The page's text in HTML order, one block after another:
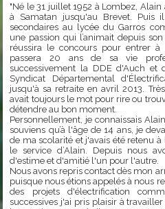
"Né le 31 juillet 1952 à Lombez,
à Samatan jusqu'au Brevet. Puis
secondaires au lycée du Garros
une passion qui l’animait depuis
réussira le concours pour entrer à
passera 20 ans de sa vie
successivement la DDE d'Auch et
Syndicat Départemental
jusqu'à sa retraite en avril 2013.
avait toujours le mot pour rire ou
détendre au bon moment.
Personnellement, je connaissais
souviens qu’à l'âge de 14 ans, je
de ma scolarité et j'avais été retenu
le service d’Alain. Depuis nous
d'estime et d'amitié l'un pour l'autre.
Nous avons repris contact dès mon
puisque nous étions appelés à nous
des projets d'électrification
successives j'ai pris plaisir à